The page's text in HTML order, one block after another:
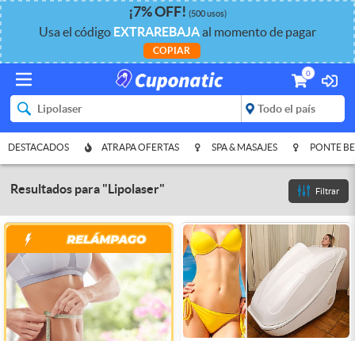
¡7%OFF! (500 usos)
Usa el código EXTRAREBAJAal momento de pagar
COPIAR
0
DESTACADOS ATRAPA OFERTAS SPA & MASAJES PONTE
Filtrar
Resultados para "Lipolaser"